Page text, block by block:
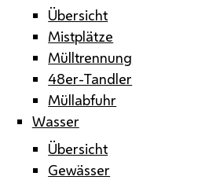
Übersicht
Mistplätze
Mülltrennung
48er-Tandler
Müllabfuhr
Wasser
Übersicht
Gewässer